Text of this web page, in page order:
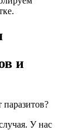
и
У нас